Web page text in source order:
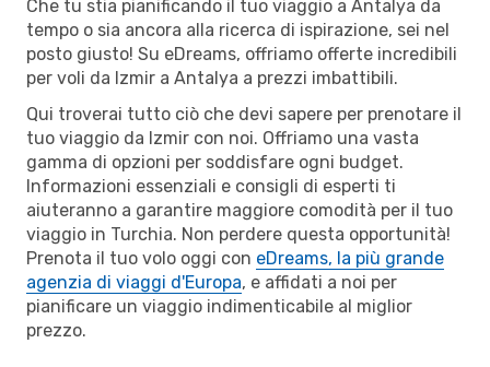
Che tu stia pianificando il tuo viaggio a Antalya da
tempo o sia ancora alla ricerca di ispirazione, sei nel
posto giusto! Su eDreams, offriamo offerte incredibili
per voli da Izmir a Antalya a prezzi imbattibili.
Qui troverai tutto ciò che devi sapere per prenotare il
tuo viaggio da Izmir con noi. Offriamo una vasta
gamma di opzioni per soddisfare ogni budget.
Informazioni essenziali e consigli di esperti ti
aiuteranno a garantire maggiore comodità per il tuo
viaggio in Turchia. Non perdere questa opportunità!
Prenota il tuo volo oggi con eDreams, la più grande
agenzia di viaggi d'Europa, e affidati a noi per
pianificare un viaggio indimenticabile al miglior
prezzo.